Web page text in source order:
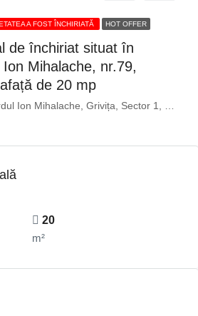
A FOST ÎNCHIRIATĂ HOT OFFER
de închiriat situat în
Mihalache, nr.79,
de 20 mp
Grivița, Sector 1, București, 011174, România
20
m²